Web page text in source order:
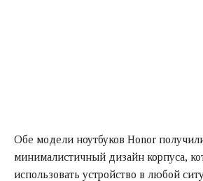
Обе модели ноутбуков Honor
минималистичный дизайн корпуса,
использовать устройство в любой